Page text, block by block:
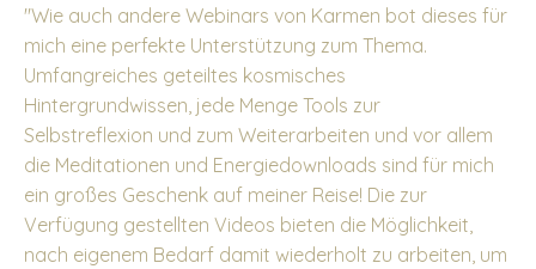
"Wie auch andere Webinars von Karmen bot dieses für
mich eine perfekte Unterstützung zum Thema.
Umfangreiches geteiltes kosmisches
Hintergrundwissen, jede Menge Tools zur
Selbstreflexion und zum Weiterarbeiten und vor allem
die Meditationen und Energiedownloads sind für mich
ein großes Geschenk auf meiner Reise! Die zur
Verfügung gestellten Videos bieten die Möglichkeit,
nach eigenem Bedarf damit wiederholt zu arbeiten, um